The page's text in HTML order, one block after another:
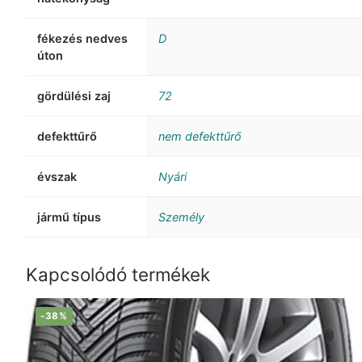
fékezés nedves
úton
D
gördülési zaj 72
defekttűrő nem defekttűrő
évszak Nyári
jármű típus Személy
Kapcsolódó termékek
-38%